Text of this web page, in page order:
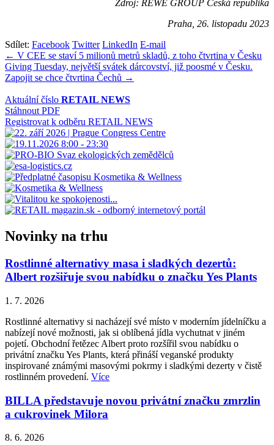
Zdroj: REWE GROUP Česká republika
Praha, 26. listopadu 2023
Sdílet: Facebook Twitter LinkedIn E-mail
Navigace
pro
← V CEE se staví 5 milionů metrů skladů, z toho čtvrtina v Česku
Giving Tuesday, největší svátek dárcovství, již poosmé v Česku.
Zapojit se chce čtvrtina Čechů →
Aktuální číslo RETAIL NEWS
Stáhnout PDF
Registrovat k odběru RETAIL NEWS
Novinky na trhu
Rostlinné alternativy masa i sladkých dezertů:
Albert rozšiřuje svou nabídku o značku Yes Plants
1. 7. 2026
Rostlinné alternativy si nacházejí své místo v moderním jídelníčku a
nabízejí nové možnosti, jak si oblíbená jídla vychutnat v jiném
pojetí. Obchodní řetězec Albert proto rozšířil svou nabídku o
privátní značku Yes Plants, která přináší veganské produkty
inspirované známými masovými pokrmy i sladkými dezerty v čistě
rostlinném provedení. Více
BILLA představuje novou privátní značku zmrzlin
a cukrovinek Milora
8. 6. 2026